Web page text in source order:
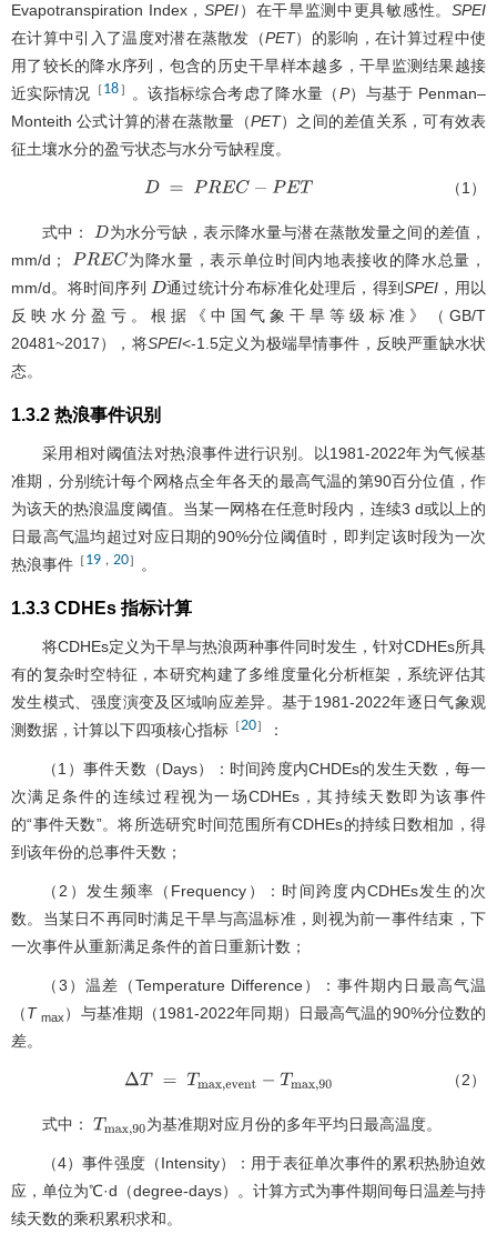
Evapotranspiration Index，SPEI）在干旱监测中更具敏感性。SPEI
在计算中引入了温度对潜在蒸散发（PET）的影响，在计算过程中使
用了较长的降水序列，包含的历史干旱样本越多，干旱监测结果越接
近实际情况 ［18］ 。该指标综合考虑了降水量（P）与基于 Penman–
Monteith 公式计算的潜在蒸散量（PET）之间的差值关系，可有效表
征土壤水分的盈亏状态与水分亏缺程度。
D = PREC- PE T （1）
式中： D
为水分亏缺，表示降水量与潜在蒸散发量之间的差值，
mm/d；
PREC
为降水量，表示单位时间内地表接收的降水总量，
mm/d。将时间序列
D
通过统计分布标准化处理后，得到SPEI ，用以
反映水分盈亏。根据《中国气象干旱等级标准》（GB/T
20481~2017），将SPEI<-1.5定义为极端旱情事件，反映严重缺水状
态。
1.3.2 热浪事件识别
采用相对阈值法对热浪事件进行识别。以1981-2022年为气候基
准期，分别统计每个网格点全年各天的最高气温的第90百分位值，作
为该天的热浪温度阈值。当某一网格在任意时段内，连续3 d或以上的
日最高气温均超过对应日期的90%分位阈值时，即判定该时段为一次
热浪事件 ［19 ， 20］ 。
1.3.3 CDHEs 指标计算
将CDHEs定义为干旱与热浪两种事件同时发生，针对CDHEs所具
有的复杂时空特征，本研究构建了多维度量化分析框架，系统评估其
发生模式、强度演变及区域响应差异。基于1981-2022年逐日气象观
测数据，计算以下四项核心指标 ［20］ ：
（1）事件天数（Days）：时间跨度内CHDEs的发生天数，每一
次满足条件的连续过程视为一场CDHEs，其持续天数即为该事件
的“事件天数”。将所选研究时间范围所有CDHEs的持续日数相加，得
到该年份的总事件天数；
（2）发生频率（Frequency）：时间跨度内CDHEs发生的次
数。当某日不再同时满足干旱与高温标准，则视为前一事件结束，下
一次事件从重新满足条件的首日重新计数；
（3）温差（Temperature Difference）：事件期内日最高气温
（T max ）与基准期（1981-2022年同期）日最高气温的90%分位数的
差。
ΔT = Tmax ev ent-
T
ma x
（2）
式中： Tmax,90
为基准期对应月份的多年平均日最高温度。
（4）事件强度（Intensity）：用于表征单次事件的累积热胁迫效
应，单位为℃·d（degree-days）。计算方式为事件期间每日温差与持
续天数的乘积累积求和。